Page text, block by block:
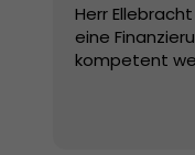
Herr
eine
kompetent